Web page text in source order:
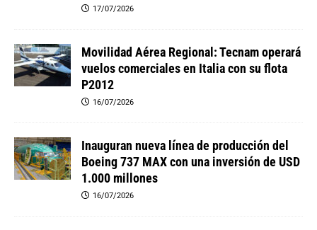
17/07/2026
Movilidad Aérea Regional: Tecnam operará
vuelos comerciales en Italia con su flota
P2012
16/07/2026
Inauguran nueva línea de producción del
Boeing 737 MAX con una inversión de USD
1.000 millones
16/07/2026